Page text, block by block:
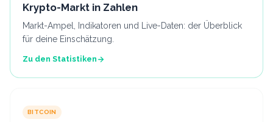
Krypto-Markt in Zahlen
Markt-Ampel, Indikatoren und Live-Daten: der Überblick
für deine Einschätzung.
Zu den Statistiken
BITCOIN